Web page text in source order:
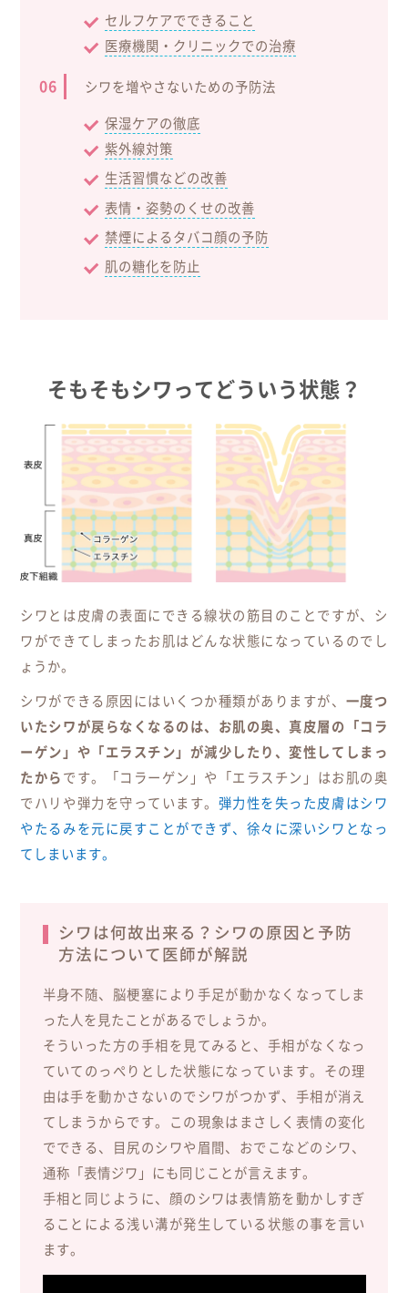
セルフケアでできること
医療機関・クリニックでの治療
シワを増やさないための予防法
保湿ケアの徹底
紫外線対策
生活習慣などの改善
表情・姿勢のくせの改善
禁煙によるタバコ顔の予防
肌の糖化を防止
そもそもシワってどういう状態？
シワとは皮膚の表面にできる線状の筋目のことですが、シ
ワができてしまったお肌はどんな状態になっているのでし
ょうか。
シワができる原因にはいくつか種類がありますが、 一度つ
いたシワが戻らなくなるのは、お肌の奥、真皮層の「コラ
ーゲン」や「エラスチン」が減少したり、変性してしまっ
たからです。「コラーゲン」や「エラスチン」はお肌の奥
でハリや弾力を守っています。 弾力性を失った皮膚はシワ
やたるみを元に戻すことができず、徐々に深いシワとなっ
てしまいます。
シワは何故出来る？シワの原因と予防
方法について医師が解説
半身不随、脳梗塞により手足が動かなくなってしま
った人を見たことがあるでしょうか。
そういった方の手相を見てみると、手相がなくなっ
ていてのっぺりとした状態になっています。その理
由は手を動かさないのでシワがつかず、手相が消え
てしまうからです。この現象はまさしく表情の変化
でできる、目尻のシワや眉間、おでこなどのシワ、
通称「表情ジワ」にも同じことが言えます。
手相と同じように、顔のシワは表情筋を動かしすぎ
ることによる浅い溝が発生している状態の事を言い
ます。